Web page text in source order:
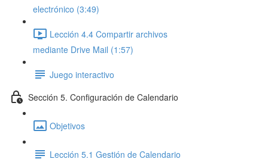
electrónico (3:49)
Lección 4.4 Compartir archivos
mediante Drive Mail (1:57)
Juego interactivo
Sección 5. Configuración de Calendario
Objetivos
Lección 5.1 Gestión de Calendario